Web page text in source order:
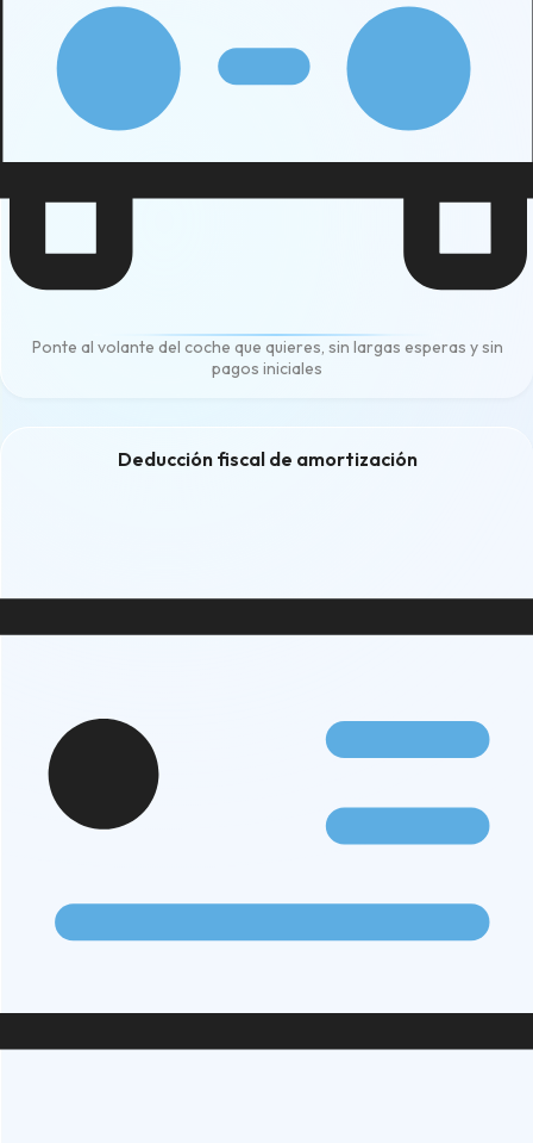
Ponte al volante del coche que quieres, sin largas esperas y sin
pagos iniciales
Deducción fiscal de amortización